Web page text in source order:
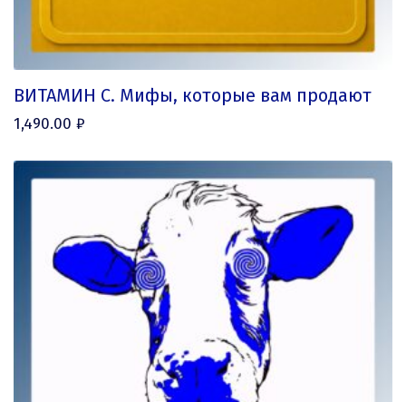
ВИТАМИН С. Мифы, которые вам продают
1,490.00 ₽